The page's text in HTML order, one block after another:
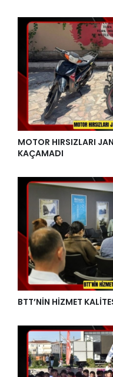
MOTOR HIRSIZLARI
KAÇAMADI
BTT’NİN HİZMET